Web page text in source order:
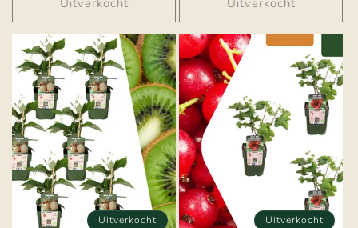
Uitverkocht Uitverkocht
Uitverkocht Uitverkocht